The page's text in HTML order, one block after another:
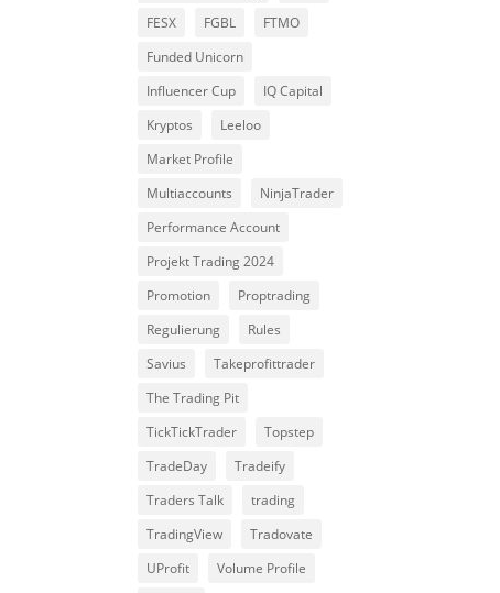
FESX
FGBL
FTMO
Funded Unicorn
Influencer Cup
IQ Capital
Kryptos
Leeloo
Market Profile
Multiaccounts
NinjaTrader
Performance Account
Projekt Trading 2024
Promotion
Proptrading
Regulierung
Rules
Savius
Takeprofittrader
The Trading Pit
TickTickTrader
Topstep
TradeDay
Tradeify
Traders Talk
trading
TradingView
Tradovate
UProfit
Volume Profile